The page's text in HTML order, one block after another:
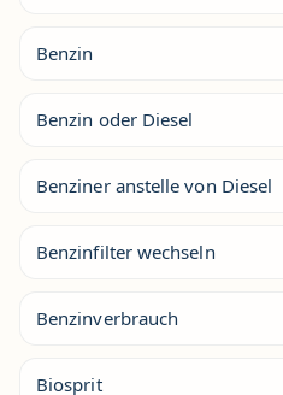
Benzin
Benzin oder Diesel
Benziner anstelle von Diesel
Benzinfilter wechseln
Benzinverbrauch
Biosprit